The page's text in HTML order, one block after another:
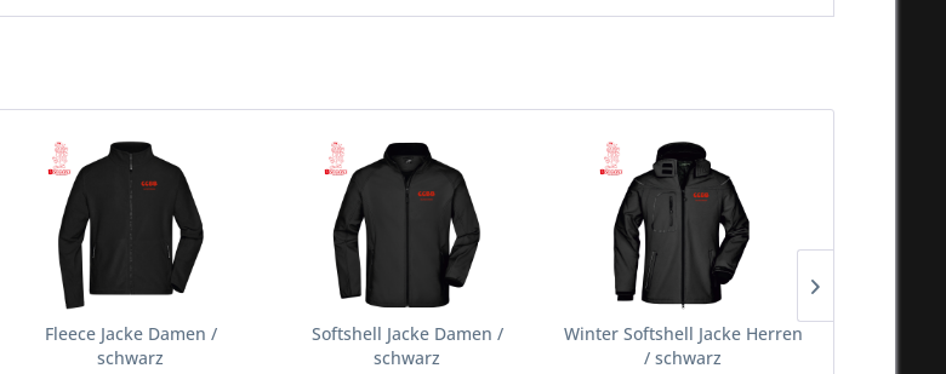
Fleece Jacke Damen /
schwarz
Softshell Jacke Damen /
schwarz
Winter Softshell Jacke Herren
/ schwarz